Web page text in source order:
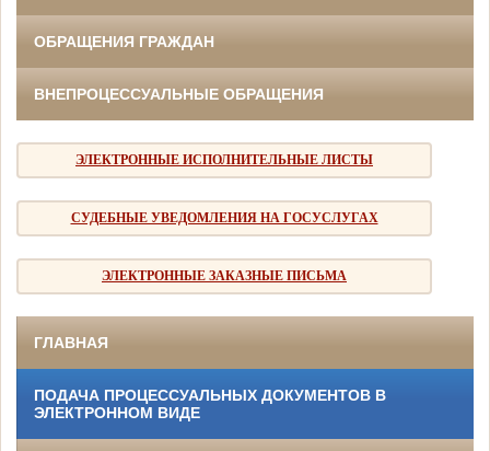
ОБРАЩЕНИЯ ГРАЖДАН
ВНЕПРОЦЕССУАЛЬНЫЕ ОБРАЩЕНИЯ
ЭЛЕКТРОННЫЕ ИСПОЛНИТЕЛЬНЫЕ ЛИСТЫ
СУДЕБНЫЕ УВЕДОМЛЕНИЯ НА ГОСУСЛУГАХ
ЭЛЕКТРОННЫЕ ЗАКАЗНЫЕ ПИСЬМА
ГЛАВНАЯ
ПОДАЧА ПРОЦЕССУАЛЬНЫХ ДОКУМЕНТОВ В
ЭЛЕКТРОННОМ ВИДЕ